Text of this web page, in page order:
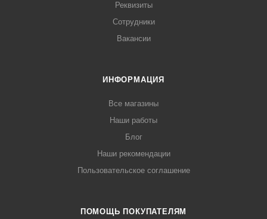
Реквизиты
Сотрудники
Вакансии
ИНФОРМАЦИЯ
Все магазины
Наши работы
Блог
Наши рекомендации
Пользовательское соглашение
ПОМОЩЬ ПОКУПАТЕЛЯМ